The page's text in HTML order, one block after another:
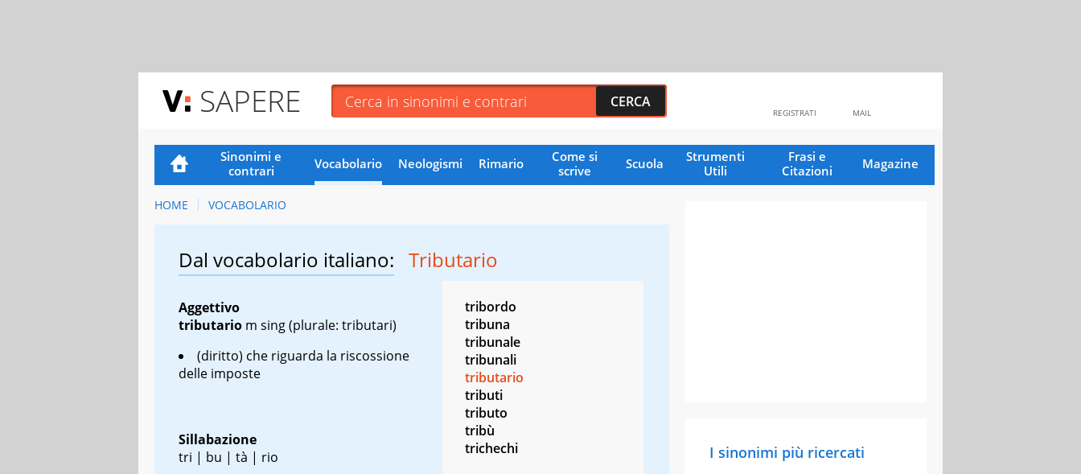
SAPERE MAIL
REGISTRATI
Sinonimi e
contrari
Vocabolario Neologismi Rimario
Come si
scrive
Scuola
Strumenti
Utili
Frasi e
Citazioni
Magazine
HOME VOCABOLARIO
Dal vocabolario italiano: Tributario
Aggettivo
tributario m sing(plurale: tributari)
(diritto) che riguarda la riscossione
delle imposte
Sillabazione
tri | bu | tà | rio
tribordo
tribuna
tribunale
tribunali
tributario
tributi
tributo
tribù
trichechi
I sinonimi più ricercati